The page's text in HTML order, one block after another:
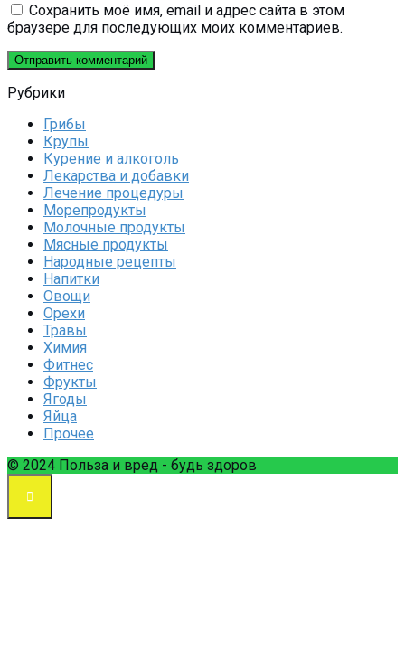
Сохранить моё имя, email и адрес сайта в этом
браузере для последующих моих комментариев.
Рубрики
Грибы
Крупы
Курение и алкоголь
Лекарства и добавки
Лечение процедуры
Морепродукты
Молочные продукты
Мясные продукты
Народные рецепты
Напитки
Овощи
Орехи
Травы
Химия
Фитнес
Фрукты
Ягоды
Яйца
Прочее
© 2024 Польза и вред - будь здоров